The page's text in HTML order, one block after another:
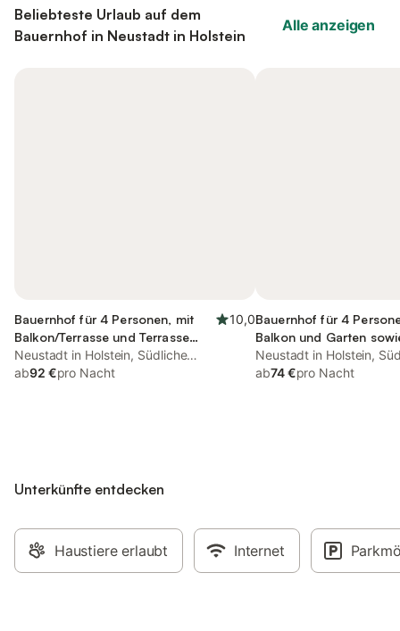
Beliebteste Urlaub auf dem
Bauernhof in Neustadt in Holstein
Alle anzeigen
Bauernhof für 4 Personen, mit
Balkon/Terrasse und Terrasse
sowie Garten
10,0
Neustadt in Holstein, Südliche
Ostseeküste
ab92 €pro Nacht
Bauernhof für 4
Balkon und Garten
und Ausblick
Neustadt in Holstein,
Ostseeküste
ab74 €pro Nacht
Unterkünfte entdecken
Haustiere erlaubt Internet